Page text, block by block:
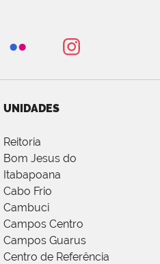
UNIDADES
Reitoria
Bom Jesus do
Itabapoana
Cabo Frio
Cambuci
Campos Centro
Campos Guarus
Centro de Referência